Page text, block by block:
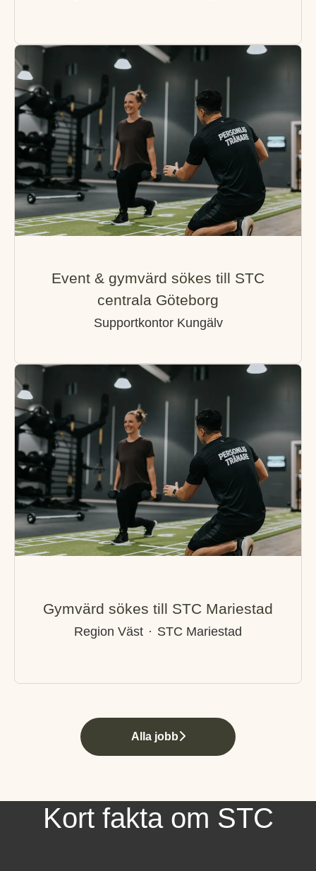
Event & gymvärd sökes till STC
centrala Göteborg
Supportkontor Kungälv
Gymvärd sökes till STC Mariestad
Region Väst · STC Mariestad
Alla jobb
Kort fakta om STC